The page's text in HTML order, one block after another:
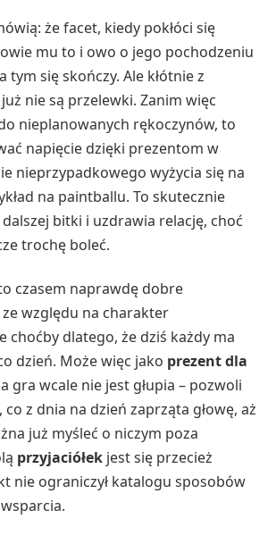
że facet, kiedy pokłóci się
mu to i owo o jego pochodzeniu
tym się skończy. Ale kłótnie z
nie są przelewki. Zanim więc
nieplanowanych rękoczynów, to
napięcie dzięki prezentom w
nieprzypadkowego wyżycia się na
na paintballu. To skutecznie
dalszej bitki i uzdrawia relację, choć
trochę boleć.
czasem naprawdę dobre
względu na charakter
choćby dlatego, że dziś każdy ma
dzień. Może więc jako prezent dla
gra wcale nie jest głupia – pozwoli
z dnia na dzień zaprząta głowę, aż
już myśleć o niczym poza
przyjaciółek jest się przecież
nie ograniczył katalogu sposobów